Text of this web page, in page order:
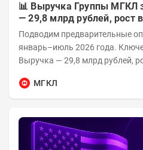
📊 Выручка Группы МГКЛ
— 29,8 млрд рублей, рост
Подводим предварительные
январь–июль 2026 года. Ключевые показатели: 💰
Выручка — 29,8 млрд рублей, рост в 2,5 раза к прошлому
МГКЛ